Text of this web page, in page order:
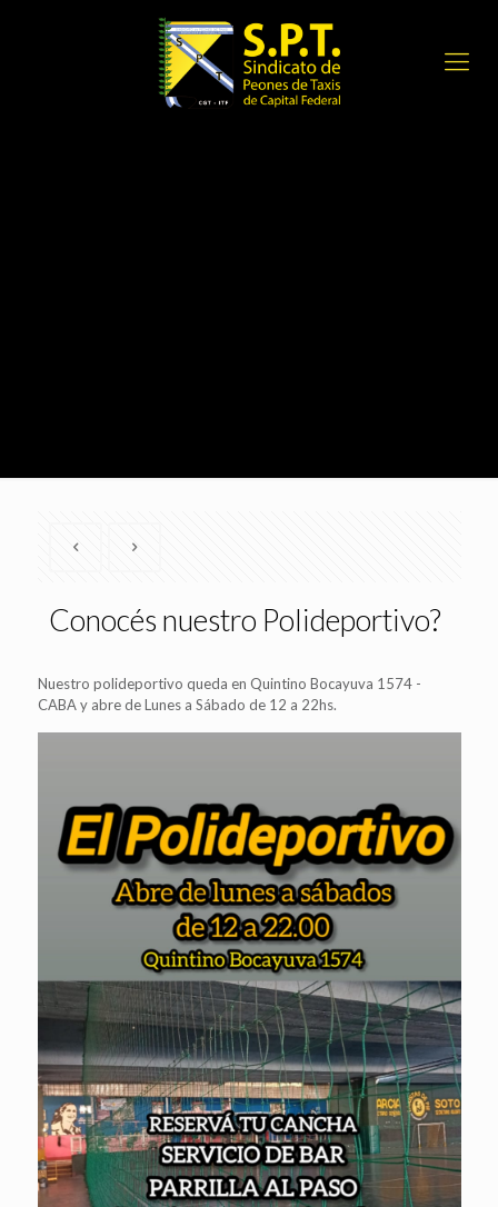
Conocés nuestro Polideportivo?
Nuestro polideportivo queda en Quintino Bocayuva 1574 -
CABA y abre de Lunes a Sábado de 12 a 22hs.